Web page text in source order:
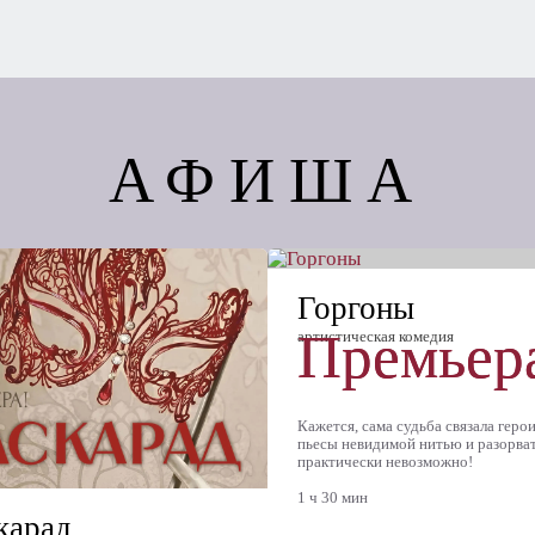
АФИША
Горгоны
артистическая комедия
Кажется, сама судьба связала
пьесы невидимой нитью и
практически невозможно!
1 ч 30 мин